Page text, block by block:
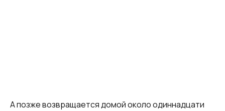
А позже возвращается домой около одиннадцати